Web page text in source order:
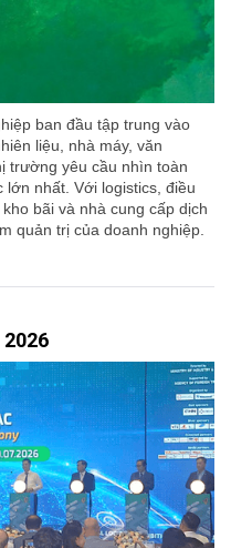
ban đầu tập trung vào
liệu, nhà máy, văn
trường yêu cầu nhìn toàn
nhất. Với logistics, điều
bãi và nhà cung cấp dịch
quản trị của doanh nghiệp.